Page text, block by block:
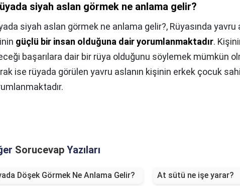
siyah aslan görmek ne anlama gelir?
siyah aslan görmek ne anlama gelir?, Rüyasında
güçlü bir insan olduğuna dair yorumlanmaktadır.
başarılara dair bir rüya olduğunu söylemek mümkün
ise rüyada görülen yavru aslanın kişinin erkek çocuk
Sorucevap Yazıları
Döşek Görmek Ne Anlama Gelir? At sütü ne işe yarar?